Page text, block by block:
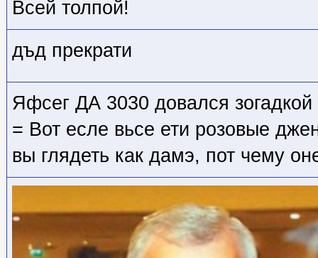
Всей толпой!
дъд прекрати
Яфсег ДА 3030 довался
= Вот есле вьсе ети розовые
вы глядеть как дамэ, пот чему